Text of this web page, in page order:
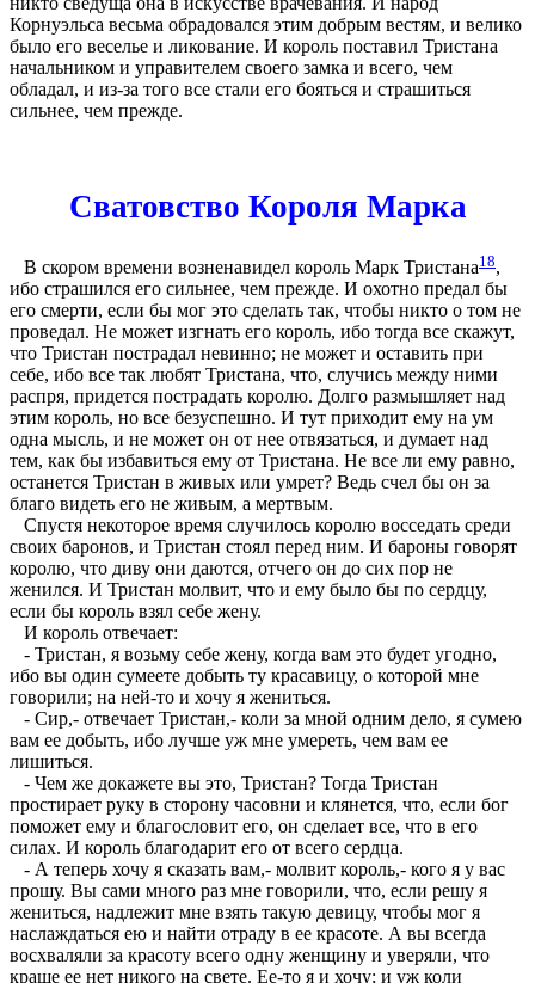
Корнуэльса весьма обрадовался этим добрым вестям, и велико
было его веселье и ликование. И король поставил Тристана
начальником и управителем своего замка и всего, чем
обладал, и из-за того все стали его бояться и страшиться
сильнее, чем прежде.
Сватовство Короля Марка
В скором времени возненавидел король Марк Тристана18,
ибо страшился его сильнее, чем прежде. И охотно предал бы
его смерти, если бы мог это сделать так, чтобы никто о том не
проведал. Не может изгнать его король, ибо тогда все скажут,
что Тристан пострадал невинно; не может и оставить при
себе, ибо все так любят Тристана, что, случись между ними
распря, придется пострадать королю. Долго размышляет над
этим король, но все безуспешно. И тут приходит ему на ум
одна мысль, и не может он от нее отвязаться, и думает над
тем, как бы избавиться ему от Тристана. Не все ли ему равно,
останется Тристан в живых или умрет? Ведь счел бы он за
благо видеть его не живым, а мертвым.
Спустя некоторое время случилось королю восседать среди
своих баронов, и Тристан стоял перед ним. И бароны говорят
королю, что диву они даются, отчего он до сих пор не
женился. И Тристан молвит, что и ему было бы по сердцу,
если бы король взял себе жену.
И король отвечает:
- Тристан, я возьму себе жену, когда вам это будет угодно,
ибо вы один сумеете добыть ту красавицу, о которой мне
говорили; на ней-то и хочу я жениться.
- Сир,- отвечает Тристан,- коли за мной одним дело, я сумею
вам ее добыть, ибо лучше уж мне умереть, чем вам ее
лишиться.
- Чем же докажете вы это, Тристан? Тогда Тристан
простирает руку в сторону часовни и клянется, что, если бог
поможет ему и благословит его, он сделает все, что в его
силах. И король благодарит его от всего сердца.
- А теперь хочу я сказать вам,- молвит король,- кого я у вас
прошу. Вы сами много раз мне говорили, что, если решу я
жениться, надлежит мне взять такую девицу, чтобы мог я
наслаждаться ею и найти отраду в ее красоте. А вы всегда
восхваляли за красоту всего одну женщину и уверяли, что
краше ее нет никого на свете. Ее-то я и хочу; и уж коли